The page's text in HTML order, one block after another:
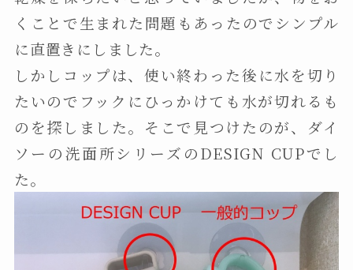
くことで生まれた問題もあったのでシンプル
に直置きにしました。
しかしコップは、使い終わった後に水を切り
たいのでフックにひっかけても水が切れるも
のを探しました。そこで見つけたのが、ダイ
ソーの洗面所シリーズのDESIGN CUPでし
た。